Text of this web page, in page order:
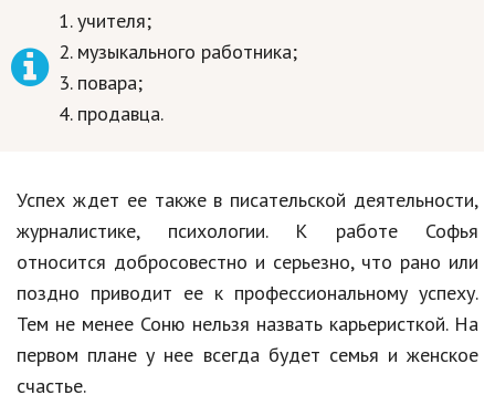
учителя;
музыкального работника;
повара;
продавца.
Успех ждет ее также в писательской деятельности,
журналистике, психологии. К работе Софья
относится добросовестно и серьезно, что рано или
поздно приводит ее к профессиональному успеху.
Тем не менее Соню нельзя назвать карьеристкой. На
первом плане у нее всегда будет семья и женское
счастье.